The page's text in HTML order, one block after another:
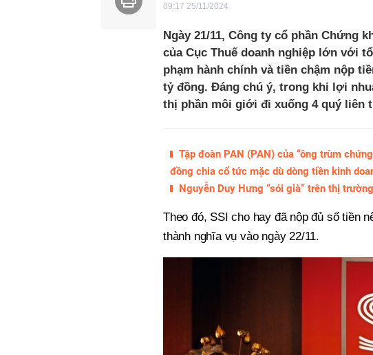
09:17 25/11/2024
Ngày 21/11, Công ty cổ phần Chứng
của Cục Thuế doanh nghiệp lớn với
phạm hành chính và tiền chậm nộp
tỷ đồng. Đáng chú ý, trong khi lợi
thị phần môi giới đi xuống 4 quý liên
Tập đoàn PAN (PAN) của “ông trùm
đồng chia cổ tức mặc dù dòng tiền kinh
Nguyễn Duy Hưng “sói già” trên thị
Theo đó, SSI cho hay đã nộp đủ số tiền
thành nghĩa vụ vào ngày 22/11.